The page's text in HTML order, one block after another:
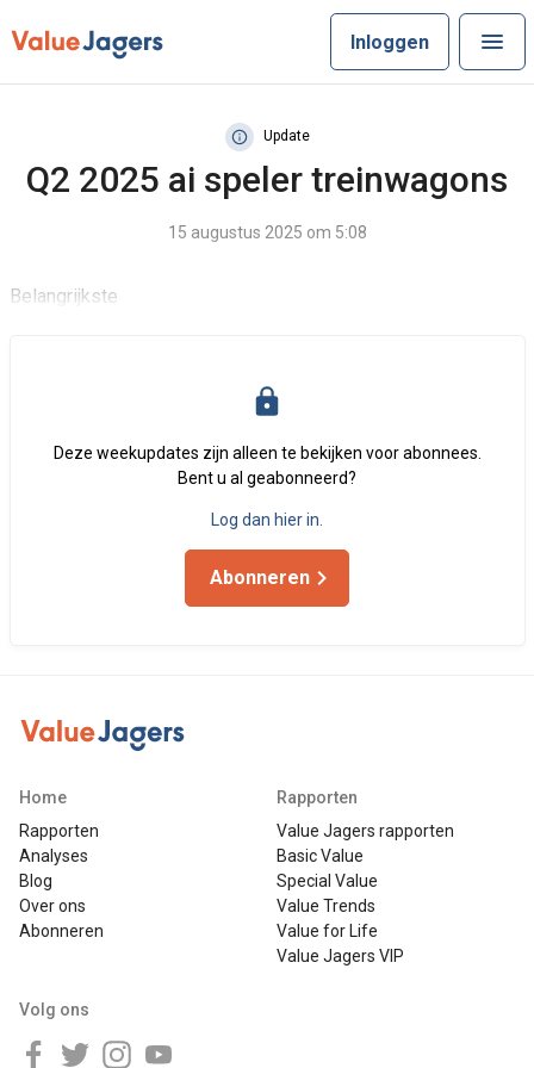
Inloggen
Update
Q2 2025 ai speler treinwagons
15 augustus 2025 om 5:08
Belangrijkste
Deze weekupdates zijn alleen te bekijken voor abonnees.
Bent u al geabonneerd?
Log dan hier in.
Abonneren
Home
Rapporten
Analyses
Blog
Over ons
Abonneren
Rapporten
Value Jagers rapporten
Basic Value
Special Value
Value Trends
Value for Life
Value Jagers VIP
Volg ons